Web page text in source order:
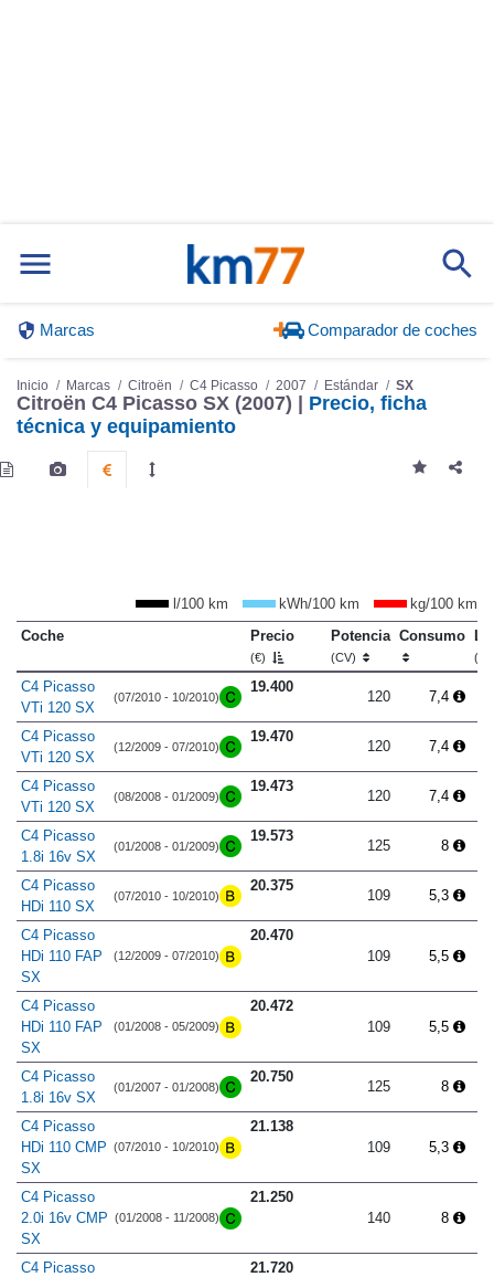
Marcas Comparador de coches
Inicio Marcas Citroën C4 Picasso 2007 Estándar SX
Citroën C4 Picasso SX (2007) | Precio, ficha
técnica y equipamiento
l/100 km kWh/100 km
kg/100 km
Coche
Precio
(€)
Potencia
(CV)
Consumo
C4 Picasso
VTi 120 SX
(07/2010 - 10/2010)
19.400
120 7,4
C4 Picasso
VTi 120 SX
(12/2009 - 07/2010)
19.470
120 7,4
C4 Picasso
VTi 120 SX
(08/2008 - 01/2009)
19.473
120 7,4
C4 Picasso
1.8i 16v SX
(01/2008 - 01/2009)
19.573
125 8
C4 Picasso
HDi 110 SX
(07/2010 - 10/2010)
20.375
109 5,3
C4 Picasso
HDi 110 FAP
SX
(12/2009 - 07/2010)
20.470
109
5,5
C4 Picasso
HDi 110 FAP
SX
(01/2008 - 05/2009)
20.472
109
5,5
C4 Picasso
1.8i 16v SX
(01/2007 - 01/2008)
20.750
125 8
C4 Picasso
HDi 110 CMP
SX
(07/2010 - 10/2010)
21.138
109
5,3
C4 Picasso
2.0i 16v CMP
SX
(01/2008 - 11/2008)
21.250
140
8
C4 Picasso
21.720